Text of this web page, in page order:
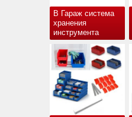
В Гараж система
хранения
инструмента